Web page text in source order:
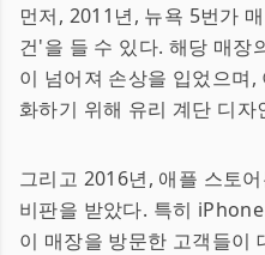
먼저, 2011년, 뉴욕 5번가
건'을 들 수 있다. 해당 매장
이 넘어져 손상을 입었으며
화하기 위해 유리 계단 디자
그리고 2016년, 애플 스토
비판을 받았다. 특히
이 매장을 방문한 고객들이